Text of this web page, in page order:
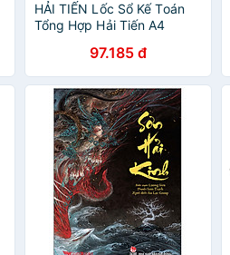
HẢI TIẾN Lốc Sổ Kế Toán
Tổng Hợp Hải Tiến A4
97.185 đ